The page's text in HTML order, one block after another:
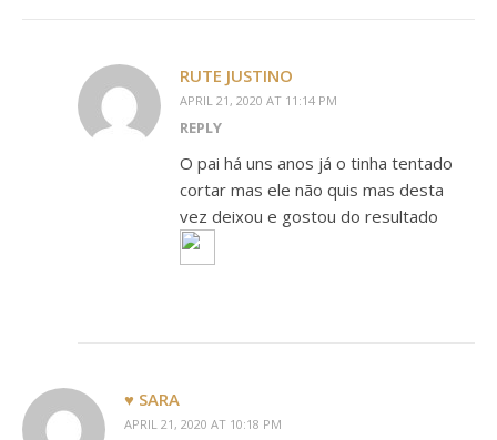
RUTE JUSTINO
APRIL 21, 2020 AT 11:14 PM
REPLY
O pai há uns anos já o tinha tentado
cortar mas ele não quis mas desta
vez deixou e gostou do resultado
♥ SARA
APRIL 21, 2020 AT 10:18 PM